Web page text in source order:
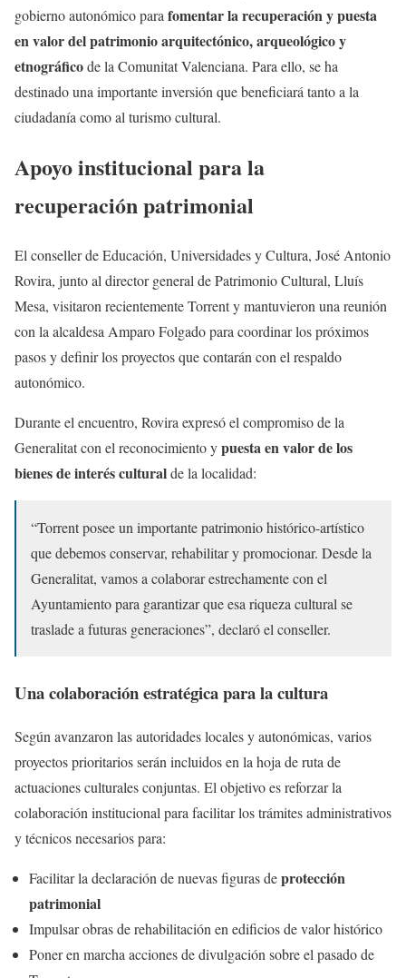
gobierno autonómico para fomentar la recuperación y puesta
en valor del patrimonio arquitectónico, arqueológico y
etnográficode la Comunitat Valenciana. Para ello, se ha
destinado una importante inversión que beneficiará tanto a la
ciudadanía como al turismo cultural.
Apoyo institucional para la
recuperación patrimonial
El conseller de Educación, Universidades y Cultura, José Antonio
Rovira, junto al director general de Patrimonio Cultural, Lluís
Mesa, visitaron recientemente Torrent y mantuvieron una reunión
con la alcaldesa Amparo Folgado para coordinar los próximos
pasos y definir los proyectos que contarán con el respaldo
autonómico.
Durante el encuentro, Rovira expresó el compromiso de la
Generalitat con el reconocimiento ypuesta en valor de los
bienes de interés culturalde la localidad:
“Torrent posee un importante patrimonio histórico-artístico
que debemos conservar, rehabilitar y promocionar. Desde la
Generalitat, vamos a colaborar estrechamente con el
Ayuntamiento para garantizar que esa riqueza cultural se
traslade a futuras generaciones”, declaró el conseller.
Una colaboración estratégica para la cultura
Según avanzaron las autoridades locales y autonómicas, varios
proyectos prioritarios serán incluidos en la hoja de ruta de
actuaciones culturales conjuntas. El objetivo es reforzar la
colaboración institucional para facilitar los trámites administrativos
y técnicos necesarios para:
Facilitar la declaración de nuevas figuras deprotección
patrimonial
Impulsar obras de rehabilitación en edificios de valor histórico
Poner en marcha acciones de divulgación sobre el pasado de